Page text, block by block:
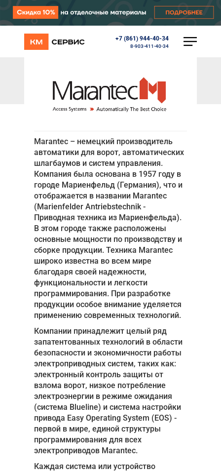
+7 (861) 944-40-34
8-903-411-40-34
КАТАЛОГ
Перегрузочное оборудование
Уличные калитки
Шлагбаумы
Внешняя солнцезащита
Комплектующие
Маркизы
Окна, порталы, двери
Главная
Акции
Примеры работ
Ремонт
Сервис
Кредит
О компании
Где купить
Отзывы
Контакты
Marantec
Marantec – немецкий производитель
автоматики для ворот, автоматических
шлагбаумов и систем управления.
Компания была основана в 1957 году в
городе Мариенфельд (Германия), что и
отображается в названии Marantec
(Marienfelder Antriebstechnik -
Приводная техника из Мариенфельда).
В этом городе также расположены
основные мощности по производству и
сборке продукции. Техника Marantec
широко известна во всем мире
благодаря своей надежности,
функциональности и легкости
программирования. При разработке
продукции особое внимание уделяется
применению современных технологий.
Компании принадлежит целый ряд
запатентованных технологий в области
безопасности и экономичности работы
электроприводных систем, таких как:
электронный контроль защиты от
взлома ворот, низкое потребление
электроэнергии в режиме ожидания
(система Blueline) и система настройки
привода Easy Operating System (EOS) -
первой в мире, единой структуры
программирования для всех
электроприводов Marantec.
Каждая система или устройство